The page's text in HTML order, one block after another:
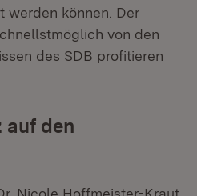
werden können. Der
von den
des SDB profitieren
auf den